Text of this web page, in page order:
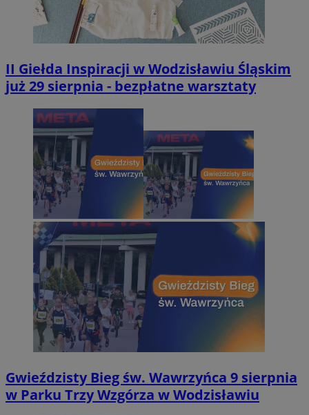
II Giełda Inspiracji w Wodzisławiu Śląskim
już 29 sierpnia - bezpłatne warsztaty
Gwieździsty Bieg św. Wawrzyńca 9 sierpnia
w Parku Trzy Wzgórza w Wodzisławiu